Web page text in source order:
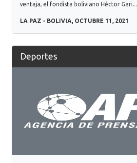
ventaja, el fondista boliviano Héctor Gari...
LA PAZ - BOLIVIA, OCTUBRE 11, 2021
Deportes